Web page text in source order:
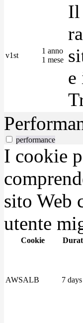
v1st
1 anno
1 mese
Il
e
performance
I cookie
sito Web
utente
Cookie
AWSALB 7 days